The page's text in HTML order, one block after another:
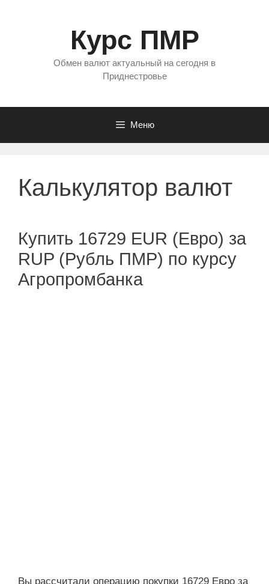
Курс ПМР
Обмен валют актуальный на сегодня в
Приднестровье
Меню
Калькулятор валют
Купить 16729 EUR (Евро) за
RUP (Рубль ПМР) по курсу
Агропромбанка
Вы рассчитали операцию покупки 16729 Евро за